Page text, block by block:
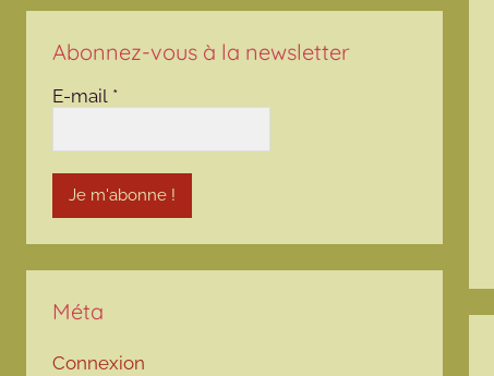
Abonnez-vous à la newsletter
E-mail *
Méta
Connexion